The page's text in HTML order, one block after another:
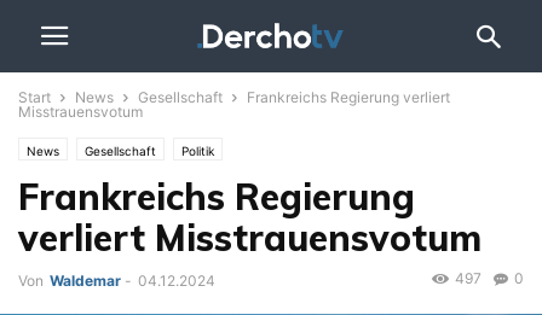
Start News Gesellschaft
Frankreichs Regierung verliert
Misstrauensvotum
News Gesellschaft Politik
Frankreichs Regierung
verliert Misstrauensvotum
Von Waldemar - 04.12.2024 0
497